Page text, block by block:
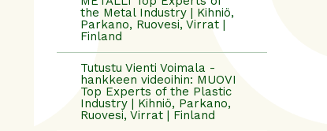
the Metal Industry | Kihniö,
Parkano, Ruovesi, Virrat |
Finland
Tutustu Vienti Voimala -
hankkeen videoihin: MUOVI
Top Experts of the Plastic
Industry | Kihniö, Parkano,
Ruovesi, Virrat | Finland